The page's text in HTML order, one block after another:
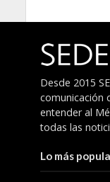
Desde 2015
comunicación
entender al
todas las
Lo más